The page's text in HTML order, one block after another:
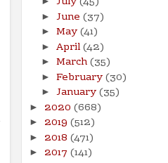
► June (37)
► May(41)
► April(42)
► March(35)
► February(30)
► January(35)
► 2020 (668)
► 2019 (512)
► 2018 (471)
► 2017 (141)